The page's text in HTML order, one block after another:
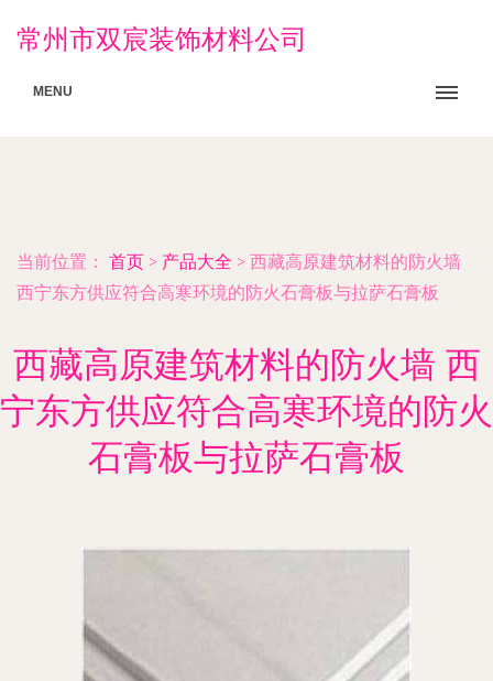
常州市双宸装饰材料公司
MENU
当前位置： 首页 > 产品大全 > 西藏高原建筑材料的防火墙
西宁东方供应符合高寒环境的防火石膏板与拉萨石膏板
西藏高原建筑材料的防火墙 西
宁东方供应符合高寒环境的防火
石膏板与拉萨石膏板